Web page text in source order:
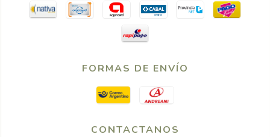
FORMAS DE ENVÍO
CONTACTANOS